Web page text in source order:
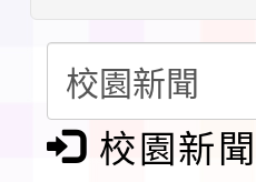
童軍小隊
檢送「桃
賽實施要
本市「
程安排一
「桃園市
校園新